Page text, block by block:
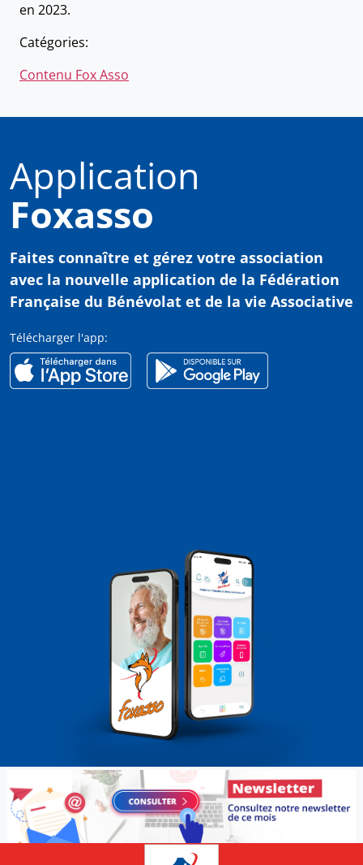
en 2023.
Catégories:
Contenu Fox Asso
Application
Foxasso
Faites connaître et gérez votre association
avec la nouvelle application de la Fédération
Française du Bénévolat et de la vie Associative
Télécharger l'app: